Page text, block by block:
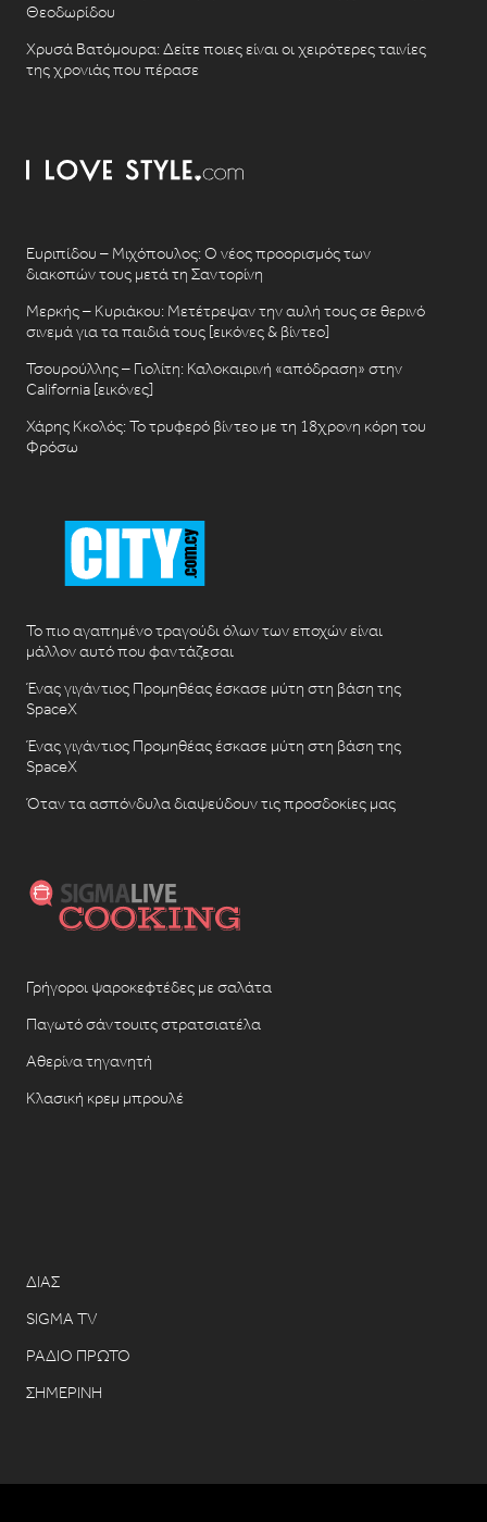
Θεοδωρίδου
Χρυσά Βατόμουρα: Δείτε ποιες είναι οι χειρότερες ταινίες
της χρονιάς που πέρασε
Ευριπίδου – Μιχόπουλος: Ο νέος προορισμός των
διακοπών τους μετά τη Σαντορίνη
Μερκής – Κυριάκου: Μετέτρεψαν την αυλή τους σε θερινό
σινεμά για τα παιδιά τους [εικόνες & βίντεο]
Τσουρούλλης – Γιολίτη: Καλοκαιρινή «απόδραση» στην
California [εικόνες]
Χάρης Κκολός: Το τρυφερό βίντεο με τη 18χρονη κόρη του
Φρόσω
Το πιο αγαπημένο τραγούδι όλων των εποχών είναι
μάλλον αυτό που φαντάζεσαι
Ένας γιγάντιος Προμηθέας έσκασε μύτη στη βάση της
SpaceX
Ένας γιγάντιος Προμηθέας έσκασε μύτη στη βάση της
SpaceX
Όταν τα ασπόνδυλα διαψεύδουν τις προσδοκίες μας
Γρήγοροι ψαροκεφτέδες με σαλάτα
Παγωτό σάντουιτς στρατσιατέλα
Αθερίνα τηγανητή
Κλασική κρεμ μπρουλέ
ΔΙΑΣ
SIGMA TV
ΡΑΔΙΟ ΠΡΩΤΟ
ΣΗΜΕΡΙΝΗ